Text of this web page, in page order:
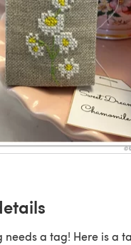
needs a tag! Here is a